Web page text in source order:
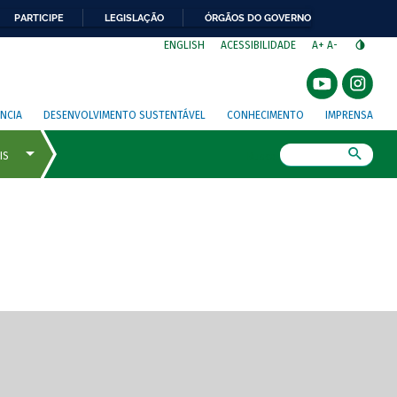
PARTICIPE LEGISLAÇÃO ÓRGÃOS DO GOVERNO
ENGLISH ACESSIBILIDADE A+ A-
DESENVOLVIMENTO SUSTENTÁVEL CONHECIMENTO IMPRENSA
de tela